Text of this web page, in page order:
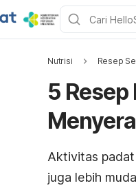
Nutrisi Resep
5
Aktivitas padat
juga lebih